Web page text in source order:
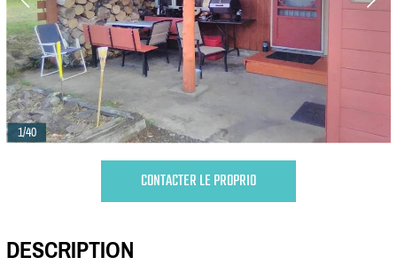
1/40
CONTACTER LE PROPRIO
DESCRIPTION